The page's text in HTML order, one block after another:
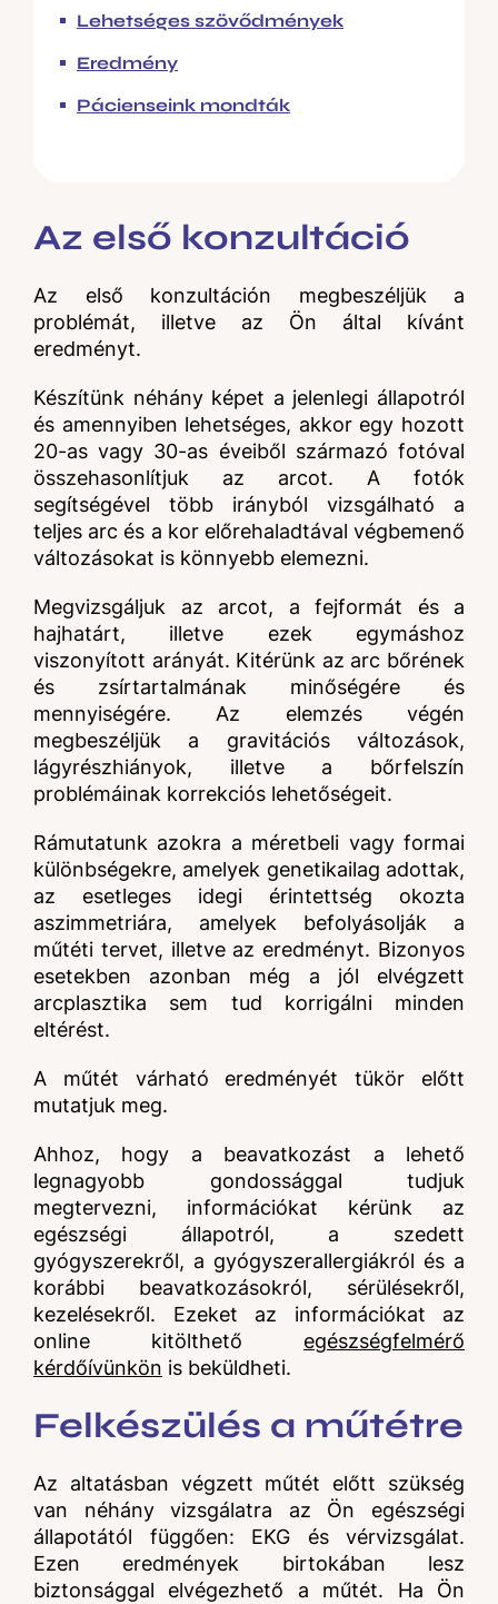
Lehetséges szövődmények
Eredmény
Pácienseink mondták
Az első konzultáció
Az első konzultáción megbeszéljük a
problémát, illetve az Ön által kívánt
eredményt.
Készítünk néhány képet a jelenlegi állapotról
és amennyiben lehetséges, akkor egy hozott
20-as vagy 30-as éveiből származó fotóval
összehasonlítjuk az arcot. A fotók
segítségével több irányból vizsgálható a
teljes arc és a kor előrehaladtával végbemenő
változásokat is könnyebb elemezni.
Megvizsgáljuk az arcot, a fejformát és a
hajhatárt, illetve ezek egymáshoz
viszonyított arányát. Kitérünk az arc bőrének
és zsírtartalmának minőségére és
mennyiségére. Az elemzés végén
megbeszéljük a gravitációs változások,
lágyrészhiányok, illetve a bőrfelszín
problémáinak korrekciós lehetőségeit.
Rámutatunk azokra a méretbeli vagy formai
különbségekre, amelyek genetikailag adottak,
az esetleges idegi érintettség okozta
aszimmetriára, amelyek befolyásolják a
műtéti tervet, illetve az eredményt. Bizonyos
esetekben azonban még a jól elvégzett
arcplasztika sem tud korrigálni minden
eltérést.
A műtét várható eredményét tükör előtt
mutatjuk meg.
Ahhoz, hogy a beavatkozást a lehető
legnagyobb gondossággal tudjuk
megtervezni, információkat kérünk az
egészségi állapotról, a szedett
gyógyszerekről, a gyógyszerallergiákról és a
korábbi beavatkozásokról, sérülésekről,
kezelésekről. Ezeket az információkat az
online kitölthető egészségfelmérő
kérdőívünkön is beküldheti.
Felkészülés a műtétre
Az altatásban végzett műtét előtt szükség
van néhány vizsgálatra az Ön egészségi
állapotától függően: EKG és vérvizsgálat.
Ezen eredmények birtokában lesz
biztonsággal elvégezhető a műtét. Ha Ön